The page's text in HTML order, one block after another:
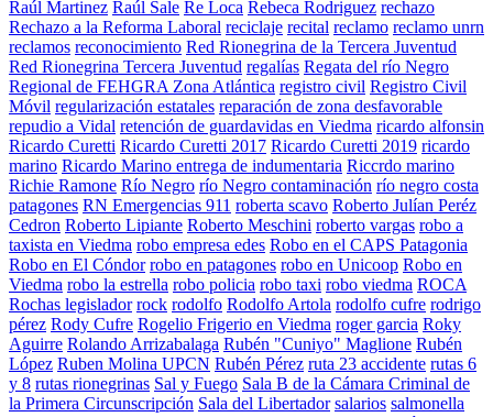
Raúl Martinez Raúl Sale Re Loca Rebeca Rodriguez rechazo
Rechazo a la Reforma Laboral reciclaje recital reclamo reclamo unrn
reclamos reconocimiento Red Rionegrina de la Tercera Juventud
Red Rionegrina Tercera Juventud regalías Regata del río Negro
Regional de FEHGRA Zona Atlántica registro civil Registro Civil
Móvil regularización estatales reparación de zona desfavorable
repudio a Vidal retención de guardavidas en Viedma ricardo alfonsin
Ricardo Curetti Ricardo Curetti 2017 Ricardo Curetti 2019 ricardo
marino Ricardo Marino entrega de indumentaria Riccrdo marino
Richie Ramone Río Negro río Negro contaminación río negro costa
patagones RN Emergencias 911 roberta scavo Roberto Julían Peréz
Cedron Roberto Lipiante Roberto Meschini roberto vargas robo a
taxista en Viedma robo empresa edes Robo en el CAPS Patagonia
Robo en El Cóndor robo en patagones robo en Unicoop Robo en
Viedma robo la estrella robo policia robo taxi robo viedma ROCA
Rochas legislador rock rodolfo Rodolfo Artola rodolfo cufre rodrigo
pérez Rody Cufre Rogelio Frigerio en Viedma roger garcia Roky
Aguirre Rolando Arrizabalaga Rubén "Cuniyo" Maglione Rubén
López Ruben Molina UPCN Rubén Pérez ruta 23 accidente rutas 6
y 8 rutas rionegrinas Sal y Fuego Sala B de la Cámara Criminal de
la Primera Circunscripción Sala del Libertador salarios salmonella